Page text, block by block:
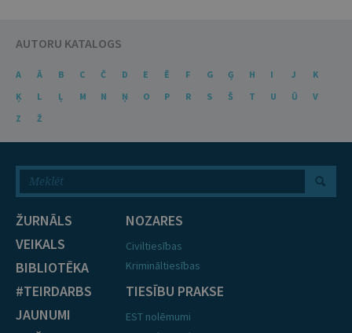
AUTORU KATALOGS
A Ā B C Č D E Ē F G Ģ H I J
K
Ķ
L Ļ M N Ņ O P R S Š T U Ū
V
Z
Ž
ŽURNĀLS
VEIKALS
BIBLIOTĒKA
#TEIRDARBS
JAUNUMI
NOZARES
Civiltiesības
Krimināltiesības
TIESĪBU PRAKSE
EST nolēmumi